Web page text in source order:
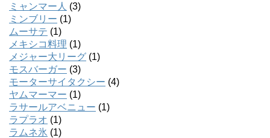
ミャンマー人 (3)
ミンブリー (1)
ムーサテ (1)
メキシコ料理 (1)
メジャー大リーグ (1)
モスバーガー (3)
モーターサイタクシー (4)
ヤムマーマー (1)
ラサールアベニュー (1)
ラプラオ (1)
ラムネ氷 (1)